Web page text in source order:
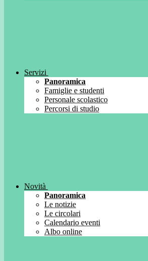
Servizi
Panoramica
Famiglie e studenti
Personale scolastico
Percorsi di studio
Novità
Panoramica
Le notizie
Le circolari
Calendario eventi
Albo online